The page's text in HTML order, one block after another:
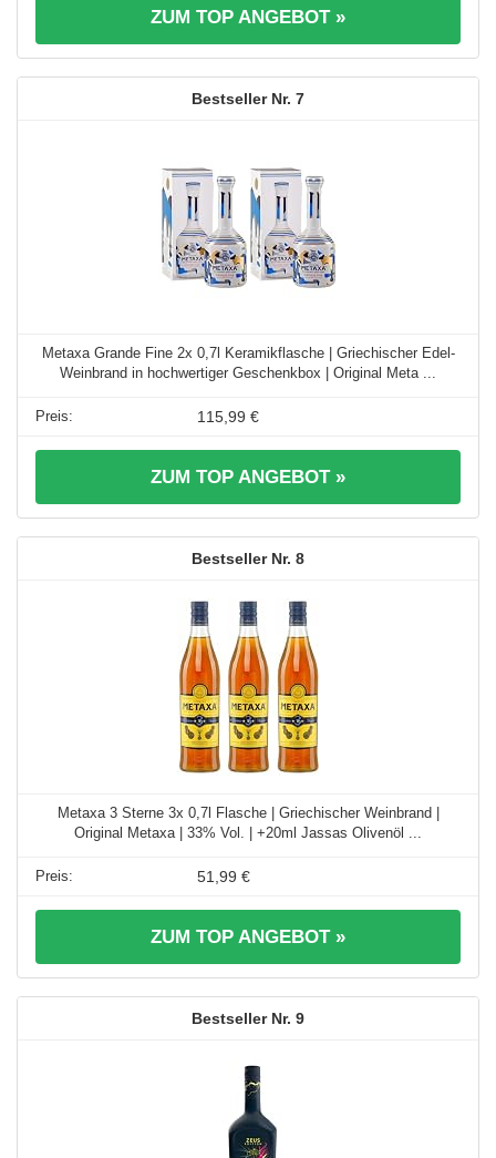
ZUM TOP ANGEBOT »
7
Metaxa Grande Fine 2x 0,7l Keramikflasche | Griechischer Edel-
Weinbrand in hochwertiger Geschenkbox | Original Meta ...
115,99 €
ZUM TOP ANGEBOT »
8
Metaxa 3 Sterne 3x 0,7l Flasche | Griechischer Weinbrand |
Original Metaxa | 33% Vol. | +20ml Jassas Olivenöl ...
51,99 €
ZUM TOP ANGEBOT »
9